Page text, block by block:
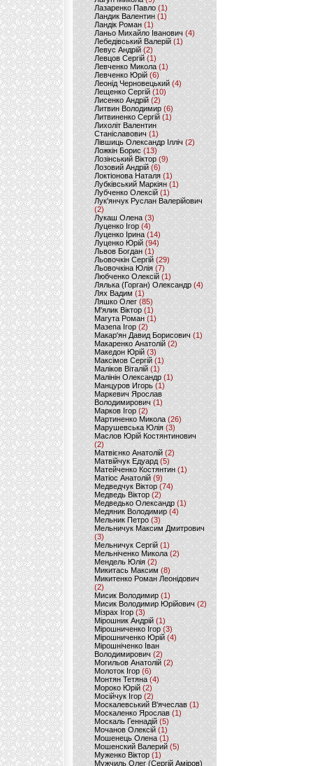
Лазаренко Павло (1)
Ландик Валентин (1)
Ландік Роман (1)
Ланьо Михайло Іванович(4)
Лебедівський Валерій(1)
Левус Андрій(2)
Левцов Сергій (1)
Левченко Микола (1)
Левченко Юрій (6)
Леонід Черновецький (4)
Лещенко Сергій (10)
Лисенко Андрій (2)
Литвин Володимир (6)
Литвиненко Сергій (1)
Лихоліт Валентин
Станіславович (1)
Лівшиць Олександр Ілліч (2)
Ложкін Борис(13)
Лозінський Віктор(9)
Лозовий Андрій (6)
Локтіонова Наталя (1)
Лубківський Маркіян(1)
Лубченко Олексій (1)
Лук'янчук Руслан Валерійович
(2)
Лукаш Олена (3)
Луценко Ігор (4)
Луценко Ірина (14)
Луценко Юрій (94)
Львов Богдан (1)
Льовочкін Сергій (29)
Льовочкіна Юлія(7)
Любченко Олексій(1)
Лялька (Горган) Олександр(4)
Лях Вадим (1)
Ляшко Олег (85)
М'ялик Віктор(1)
Магута Роман(1)
Мазепа Ігор (2)
Макар'ян Давид Борисович(1)
Макаренко Анатолій (2)
Македон Юрій(3)
Максімов Сергій (1)
Маліков Віталій (1)
Малінін Олександр (1)
Манцуров Игорь (1)
Маркевич Ярослав
Володимирович (1)
Марков Ігор (2)
Мартиненко Микола (26)
Марушевська Юлія (3)
Маслов Юрій Костянтинович
(2)
Матвієнко Анатолій (2)
Матвійчук Едуард(5)
Матейченко Костянтин (1)
Матіос Анатолій (9)
Медведчук Віктор(74)
Медведь Віктор (2)
Медведько Олександр (1)
Медяник Володимир(4)
Мельник Петро (3)
Мельничук Максим Дмитрович
(3)
Мельничук Сергій (1)
Мельніченко Микола (2)
Мендель Юлія (2)
Микитась Максим (8)
Микитенко Роман Леонідович
(2)
Мисик Володимир (1)
Мисик Володимир Юрійович(2)
Мізрах Ігор(3)
Мірошник Андрій(1)
Мірошниченко Ігор (3)
Мірошниченко Юрій(4)
Мірошніченко Іван
Володимирович (2)
Могильов Анатолій (2)
Молоток Ігор (6)
Монтян Тетяна (4)
Мороко Юрій(2)
Мосійчук Ігор (2)
Москалевський В'ячеслав (1)
Москаленко Ярослав (1)
Москаль Геннадій (5)
Мочанов Олексій(1)
Мошенець Олена(1)
Мошенский Валерий (5)
Муженко Віктор (1)
Мужчиль Олег (Сергій Аміров)